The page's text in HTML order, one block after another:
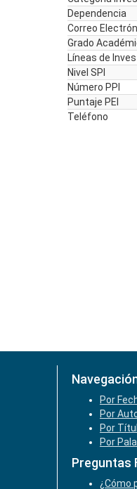
Dependencia
Correo
Grado
Líneas de
Nivel SPI
Número PPI
Puntaje PEI
Teléfono
Por
Por
Por
Por
Preguntas
¿Cómo